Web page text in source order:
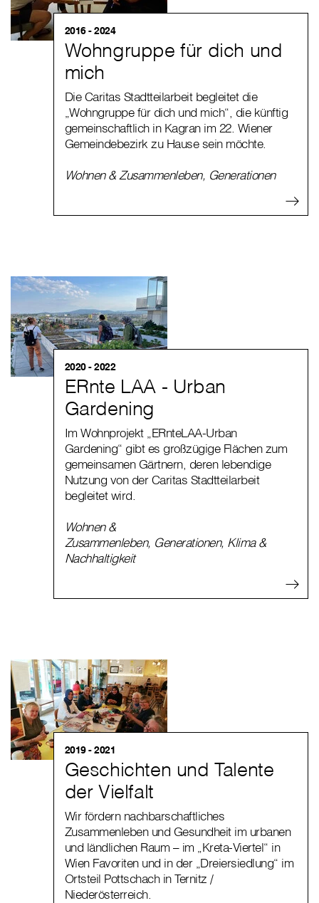
2016 - 2024
Wohngruppe für dich und
mich
Die Caritas Stadtteilarbeit begleitet die
„Wohngruppe für dich und mich“, die künftig
gemeinschaftlich in Kagran im 22. Wiener
Gemeindebezirk zu Hause sein möchte.
Wohnen & Zusammenleben, Generationen
2020 - 2022
ERnte LAA - Urban
Gardening
Im Wohnprojekt „ERnteLAA-Urban
Gardening“ gibt es großzügige Flächen zum
gemeinsamen Gärtnern, deren lebendige
Nutzung von der Caritas Stadtteilarbeit
begleitet wird.
Wohnen &
Zusammenleben, Generationen, Klima &
Nachhaltigkeit
2019 - 2021
Geschichten und Talente
der Vielfalt
Wir fördern nachbarschaftliches
Zusammenleben und Gesundheit im urbanen
und ländlichen Raum – im „Kreta-Viertel“ in
Wien Favoriten und in der „Dreiersiedlung“ im
Ortsteil Pottschach in Ternitz /
Niederösterreich.